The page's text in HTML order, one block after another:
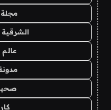
مجلة
الشرقية
عالم